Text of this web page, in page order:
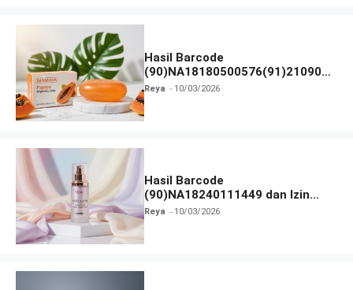
Hasil Barcode
(90)NA18180500576(91)210906
dan Izin BPOM
Reya 10/03/2026
Hasil Barcode
(90)NA18240111449 dan Izin
BPOM
Reya 10/03/2026